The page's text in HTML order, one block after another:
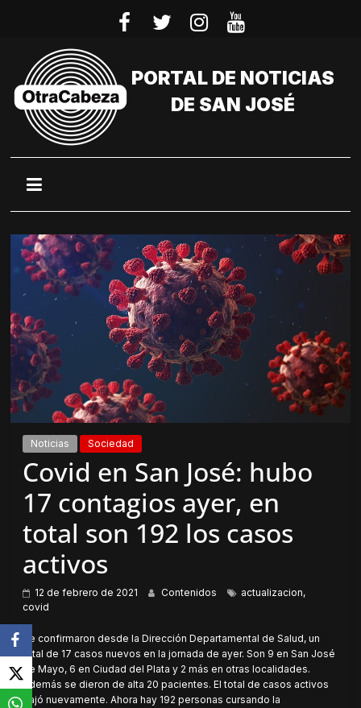
PORTAL DE NOTICIAS
DE SAN JOSÉ
Noticias Sociedad
Covid en San José: hubo
17 contagios ayer, en
total son 192 los casos
activos
12 de febrero de 2021 Contenidos actualizacion,
covid
Se confirmaron desde la Dirección Departamental de Salud, un
total de 17 casos nuevos en la jornada de ayer. Son 9 en San José
de Mayo, 6 en Ciudad del Plata y 2 más en otras localidades.
Además se dieron de alta 20 pacientes. El total de casos activos
bajó nuevamente. Ahora hay 192 personas cursando la